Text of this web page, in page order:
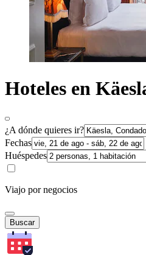
Hoteles en
¿A dónde quieres ir?
Fechas
Huéspedes
Viajo por negocios
Buscar